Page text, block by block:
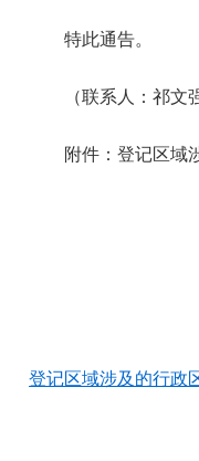
特此通告。
（联系人：祁文
附件：登记区域
登记区域涉及的行政